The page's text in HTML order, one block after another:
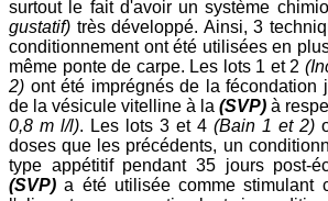
surtout le fait d'avoir un système
gustatif) très développé. Ainsi, 3
conditionnement ont été utilisées en
même ponte de carpe. Les lots 1 et 2
2) ont été imprégnés de la fécondation
de la vésicule vitelline à la (SVP) à
0,8 m l/l). Les lots 3 et 4 (Bain 1 et 2)
doses que les précédents, un
type appétitif pendant 35 jours post-
(SVP)a été utilisée comme stimulant